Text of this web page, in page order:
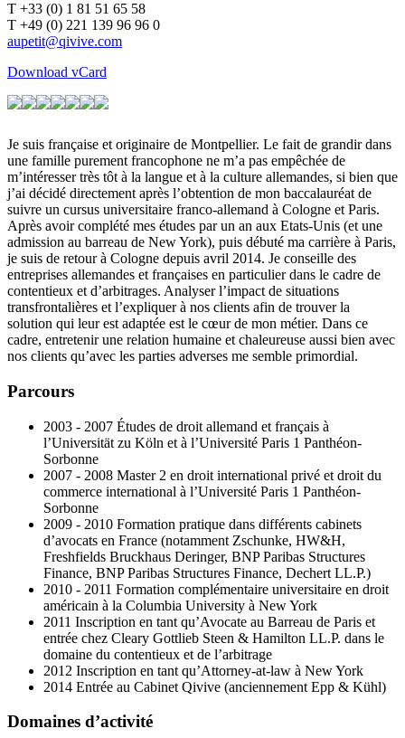
T +33 (0) 1 81 51 65 58
T +49 (0) 221 139 96 96 0
Download vCard
Je suis française et originaire de Montpellier. Le fait de grandir dans
une famille purement francophone ne m’a pas empêchée de
m’intéresser très tôt à la langue et à la culture allemandes, si bien que
j’ai décidé directement après l’obtention de mon baccalauréat de
suivre un cursus universitaire franco-allemand à Cologne et Paris.
Après avoir complété mes études par un an aux Etats-Unis (et une
admission au barreau de New York), puis débuté ma carrière à Paris,
je suis de retour à Cologne depuis avril 2014. Je conseille des
entreprises allemandes et françaises en particulier dans le cadre de
contentieux et d’arbitrages. Analyser l’impact de situations
transfrontalières et l’expliquer à nos clients afin de trouver la
solution qui leur est adaptée est le cœur de mon métier. Dans ce
cadre, entretenir une relation humaine et chaleureuse aussi bien avec
nos clients qu’avec les parties adverses me semble primordial.
Parcours
2003 - 2007 Études de droit allemand et français à
l’Universität zu Köln et à l’Université Paris 1 Panthéon-
Sorbonne
2007 - 2008 Master 2 en droit international privé et droit du
commerce international à l’Université Paris 1 Panthéon-
Sorbonne
2009 - 2010 Formation pratique dans différents cabinets
d’avocats en France (notamment Zschunke, HW&H,
Freshfields Bruckhaus Deringer, BNP Paribas Structures
Finance, BNP Paribas Structures Finance, Dechert LL.P.)
2010 - 2011 Formation complémentaire universitaire en droit
américain à la Columbia University à New York
2011 Inscription en tant qu’Avocate au Barreau de Paris et
entrée chez Cleary Gottlieb Steen & Hamilton LL.P. dans le
domaine du contentieux et de l’arbitrage
2012 Inscription en tant qu’Attorney-at-law à New York
2014 Entrée au Cabinet Qivive (anciennement Epp & Kühl)
Domaines d’activité